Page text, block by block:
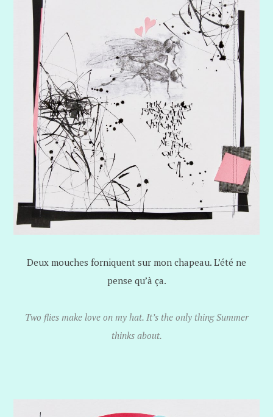
Deux mouches forniquent sur mon chapeau. L’été ne
pense qu’à ça.
Two flies make love on my hat. It’s the only thing Summer
thinks about.